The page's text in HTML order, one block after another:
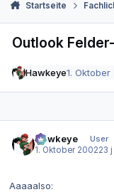
Startseite
Outlook
Hawkeye1. Oktober
Hawkeye
User
1. Oktober 200223 j
Aaaaalso: